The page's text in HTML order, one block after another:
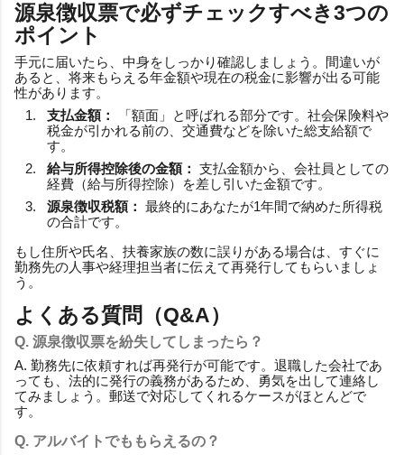
源泉徴収票で必ずチェックすべき3つの
ポイント
手元に届いたら、中身をしっかり確認しましょう。間違いが
あると、将来もらえる年金額や現在の税金に影響が出る可能
性があります。
支払金額：
「額面」と呼ばれる部分です。社会保険料や
税金が引かれる前の、交通費などを除いた総支給額で
す。
給与所得控除後の金額： 支払金額から、会社員としての
経費（給与所得控除）を差し引いた金額です。
源泉徴収税額： 最終的にあなたが1年間で納めた所得税
の合計です。
もし住所や氏名、扶養家族の数に誤りがある場合は、すぐに
勤務先の人事や経理担当者に伝えて再発行してもらいましょ
う。
よくある質問（Q&A）
Q. 源泉徴収票を紛失してしまったら？
A. 勤務先に依頼すれば再発行が可能です。退職した会社であ
っても、法的に発行の義務があるため、勇気を出して連絡し
てみましょう。郵送で対応してくれるケースがほとんどで
す。
Q. アルバイトでももらえるの？